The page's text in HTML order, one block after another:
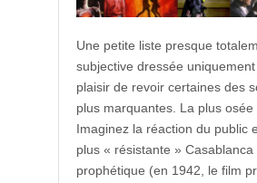
Une petite liste presque
subjective dressée
plaisir de revoir certaines des
plus marquantes. La plus
Imaginez la réaction du public
plus « résistante »
prophétique (en 1942, le film